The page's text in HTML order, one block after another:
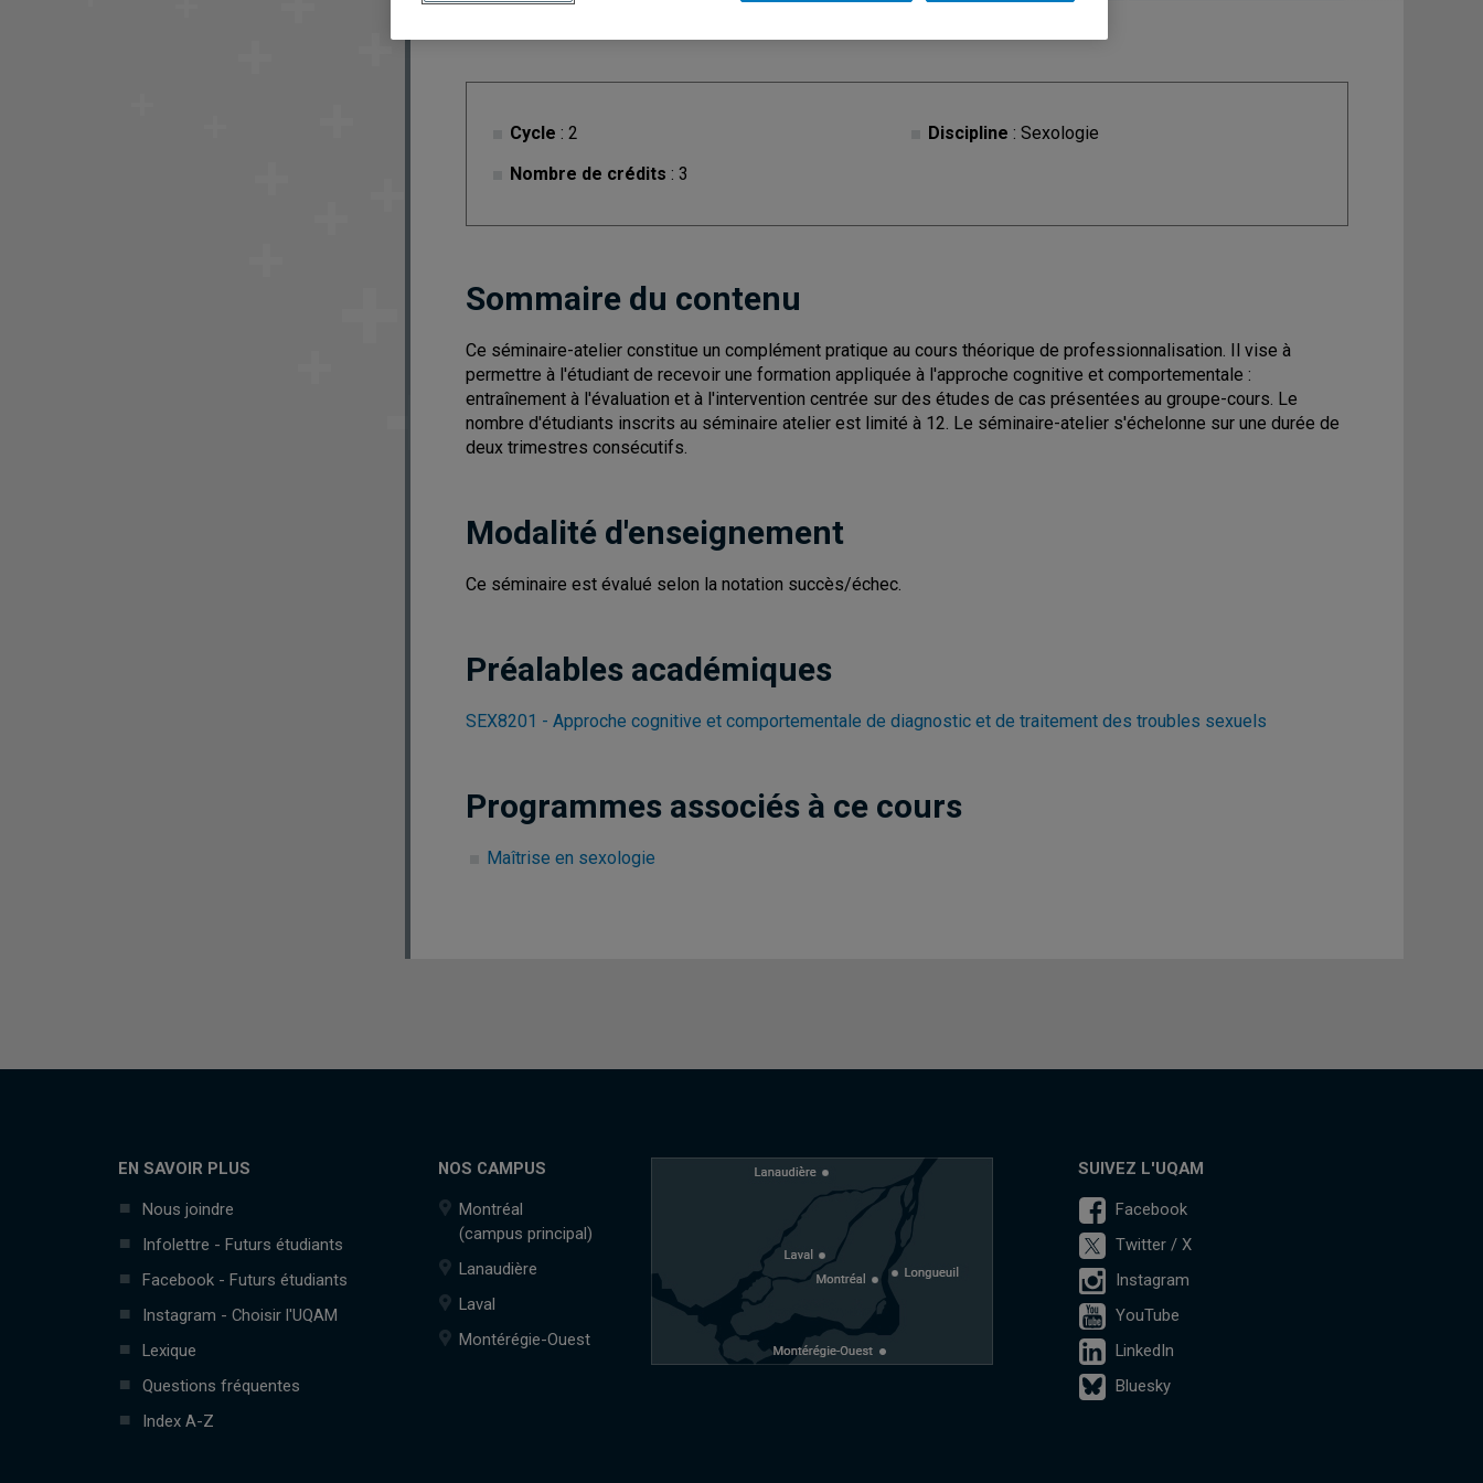
Cycle : 2
Nombre de crédits : 3
Discipline : Sexologie
Sommaire du contenu
Ce séminaire-atelier constitue un complément pratique au cours théorique de professionnalisation. Il vise à
permettre à l'étudiant de recevoir une formation appliquée à l'approche cognitive et comportementale :
entraînement à l'évaluation et à l'intervention centrée sur des études de cas présentées au groupe-cours. Le
nombre d'étudiants inscrits au séminaire atelier est limité à 12. Le séminaire-atelier s'échelonne sur une durée de
deux trimestres consécutifs.
Modalité d'enseignement
Ce séminaire est évalué selon la notation succès/échec.
Préalables académiques
SEX8201 - Approche cognitive et comportementale de diagnostic et de traitement des troubles sexuels
Programmes associés à ce cours
Maîtrise en sexologie
EN SAVOIR PLUS
Nous joindre
Infolettre - Futurs étudiants
Facebook - Futurs étudiants
Instagram - Choisir l'UQAM
Lexique
Questions fréquentes
Index A-Z
NOS CAMPUS
Montréal
(campus principal)
Lanaudière
Laval
Montérégie-Ouest
SUIVEZ L'UQAM
Facebook
Twitter / X
Instagram
YouTube
LinkedIn
Bluesky